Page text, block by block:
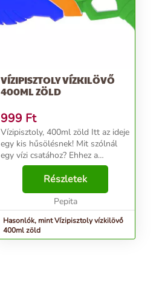
VÍZIPISZTOLY VÍZKILÖVŐ
400ML ZÖLD
999 Ft
Vízipisztoly, 400ml zöld Itt az ideje
egy kis hűsölésnek! Mit szólnál
egy vízi csatához? Ehhez a
megfelelő fegyverre lesz
játékra. Egy igazi kommandósnak
Részletek
Pepita
Hasonlók, mint Vízipisztoly vízkilövő
400ml zöld